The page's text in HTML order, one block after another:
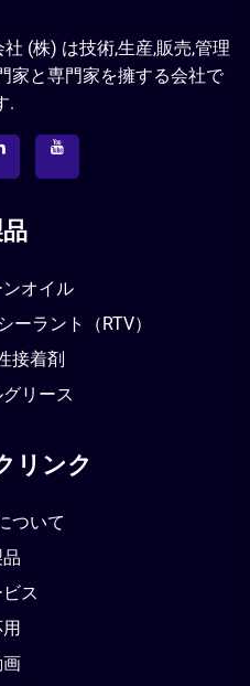
(株) は技術,生産,販売,管理
家と専門家を擁する会社で
.
オイル
ーラント（RTV）
接着剤
リース
リンク
ついて
ス